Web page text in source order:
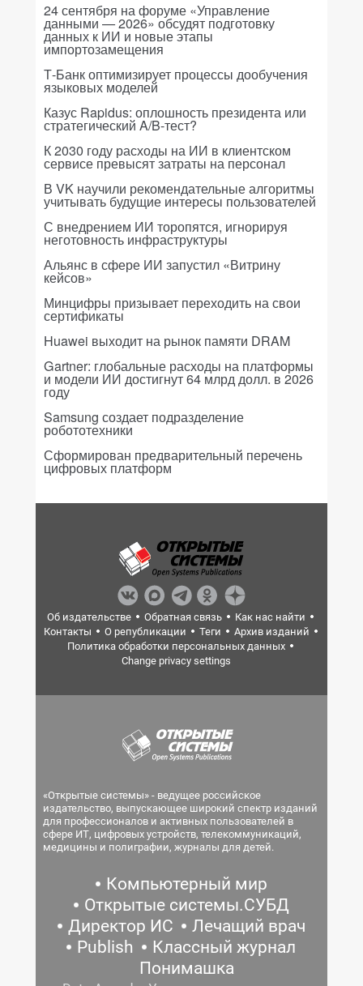
24 сентября на форуме «Управление
данными — 2026» обсудят подготовку
данных к ИИ и новые этапы
импортозамещения
Т-Банк оптимизирует процессы дообучения
языковых моделей
Казус Rapidus: оплошность президента или
стратегический A/B-тест?
К 2030 году расходы на ИИ в клиентском
сервисе превысят затраты на персонал
В VK научили рекомендательные алгоритмы
учитывать будущие интересы пользователей
С внедрением ИИ торопятся, игнорируя
неготовность инфраструктуры
Альянс в сфере ИИ запустил «Витрину
кейсов»
Минцифры призывает переходить на свои
сертификаты
Huawei выходит на рынок памяти DRAM
Gartner: глобальные расходы на платформы
и модели ИИ достигнут 64 млрд долл. в 2026
году
Samsung создает подразделение
робототехники
Сформирован предварительный перечень
цифровых платформ
Об издательстве Обратная связь
Как нас найти
Контакты
О републикации Теги
Архив изданий
Политика обработки персональных данных
Change privacy settings
«Открытые системы» - ведущее российское
издательство, выпускающее широкий спектр изданий
для профессионалов и активных пользователей в
сфере ИТ, цифровых устройств, телекоммуникаций,
медицины и полиграфии, журналы для детей.
Компьютерный мир
Открытые системы.СУБД
Директор ИС
Лечащий врач
Publish
Классный журнал
Понимашка